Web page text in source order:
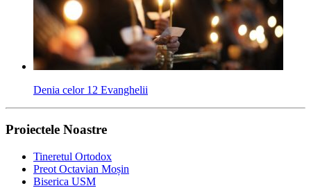
Denia celor 12 Evanghelii
Proiectele Noastre
Tineretul Ortodox
Preot Octavian Moșin
Biserica USM